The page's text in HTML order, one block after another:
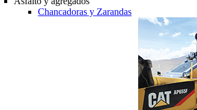
Chancadoras y Zarandas